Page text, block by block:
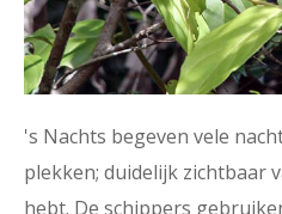
's Nachts begeven vele
plekken; duidelijk zichtbaar
hebt. De schippers